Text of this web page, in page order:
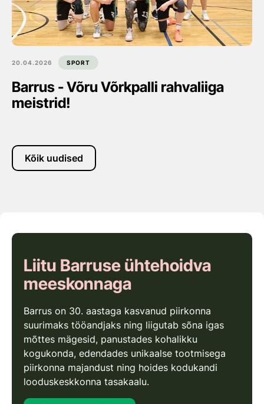
20.04.2026 SPORT
Barrus - Võru Võrkpalli rahvaliiga
meistrid!
Kõik uudised
Liitu Barruse ühtehoidva
meeskonnaga
Barrus on 30. aastaga kasvanud piirkonna
suurimaks tööandjaks ning liigutab sõna igas
mõttes mägesid, panustades kohalikku
kogukonda, edendades unikaalse tootmisega
piirkonna majandust ning hoides kodukandi
looduskeskkonna tasakaalu.